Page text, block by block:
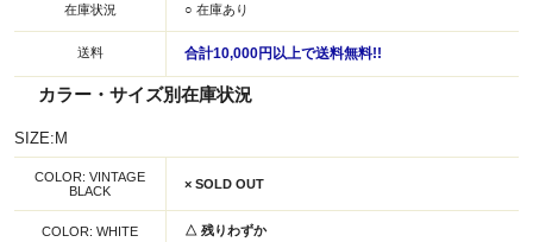
在庫状況 ○ 在庫あり
送料 合計10,000円以上で送料無料!!
カラー・サイズ別在庫状況
SIZE:M
COLOR: VINTAGE
BLACK
× SOLD OUT
COLOR: WHITE △ 残りわずか